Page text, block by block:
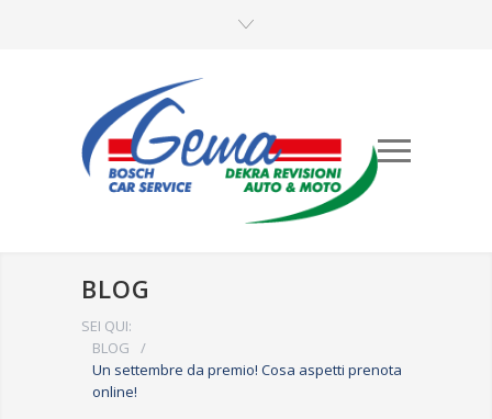
BLOG
SEI QUI:
BLOG
/
Un settembre da premio! Cosa aspetti prenota
online!